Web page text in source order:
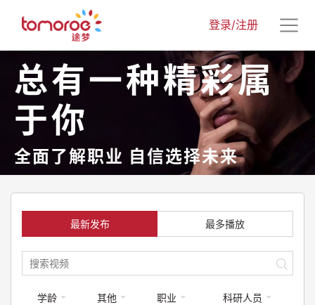
登录/注册
总有一种精彩属
于你
全面了解职业 自信选择未来
最新发布 最多播放
学龄 其他 职业 科研人员